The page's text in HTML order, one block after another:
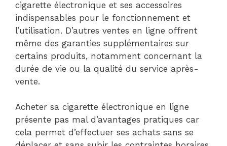
cigarette électronique et ses accessoires
indispensables pour le fonctionnement et
l’utilisation. D’autres ventes en ligne offrent
même des garanties supplémentaires sur
certains produits, notamment concernant la
durée de vie ou la qualité du service après-
vente.
Acheter sa cigarette électronique en ligne
présente pas mal d’avantages pratiques car
cela permet d’effectuer ses achats sans se